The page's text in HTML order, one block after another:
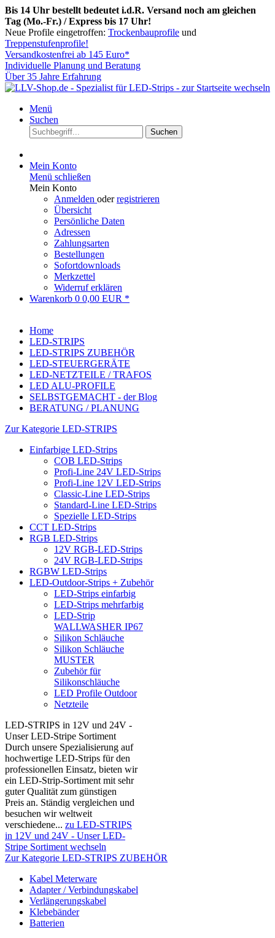
Bis 14 Uhr bestellt bedeutet i.d.R. Versand noch am gleichen
Tag (Mo.-Fr.) / Express bis 17 Uhr!
Neue Profile eingetroffen: Trockenbauprofile und
Treppenstufenprofile!
Versandkostenfrei ab 145 Euro*
Individuelle Planung und Beratung
Über 35 Jahre Erfahrung
Menü
Suchen
Suchen
Mein Konto
Menü schließen
Mein Konto
Anmelden oderregistrieren
Übersicht
Persönliche Daten
Adressen
Zahlungsarten
Bestellungen
Sofortdownloads
Merkzettel
Widerruf erklären
Warenkorb 0 0,00 EUR *
Home
LED-STRIPS
LED-STRIPS ZUBEHÖR
LED-STEUERGERÄTE
LED-NETZTEILE / TRAFOS
LED ALU-PROFILE
SELBSTGEMACHT - der Blog
BERATUNG / PLANUNG
Zur Kategorie LED-STRIPS
Einfarbige LED-Strips
COB LED-Strips
Profi-Line 24V LED-Strips
Profi-Line 12V LED-Strips
Classic-Line LED-Strips
Standard-Line LED-Strips
Spezielle LED-Strips
CCT LED-Strips
RGB LED-Strips
12V RGB-LED-Strips
24V RGB-LED-Strips
RGBW LED-Strips
LED-Outdoor-Strips + Zubehör
LED-Strips einfarbig
LED-Strips mehrfarbig
LED-Strip
WALLWASHER IP67
Silikon Schläuche
Silikon Schläuche
MUSTER
Zubehör für
Silikonschläuche
LED Profile Outdoor
Netzteile
LED-STRIPS in 12V und 24V -
Unser LED-Stripe Sortiment
Durch unsere Spezialisierung auf
hochwertige LED-Strips für den
professionellen Einsatz, bieten wir
ein LED-Strip-Sortiment mit sehr
guter Qualität zum günstigen
Preis an. Ständig vergleichen und
besuchen wir weltweit
verschiedene... zu LED-STRIPS
in 12V und 24V - Unser LED-
Stripe Sortiment wechseln
Zur Kategorie LED-STRIPS ZUBEHÖR
Kabel Meterware
Adapter / Verbindungskabel
Verlängerungskabel
Klebebänder
Batterien